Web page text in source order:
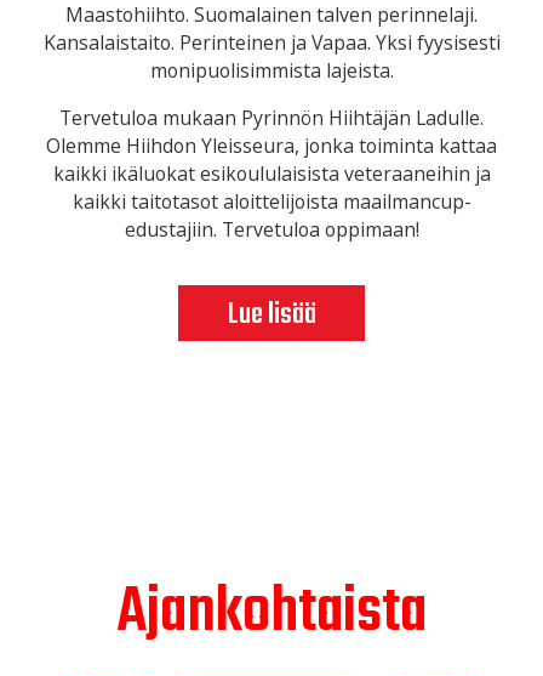
Maastohiihto. Suomalainen talven perinnelaji.
Kansalaistaito. Perinteinen ja Vapaa. Yksi fyysisesti
monipuolisimmista lajeista.
Tervetuloa mukaan Pyrinnön Hiihtäjän Ladulle.
Olemme Hiihdon Yleisseura, jonka toiminta kattaa
kaikki ikäluokat esikoululaisista veteraaneihin ja
kaikki taitotasot aloittelijoista maailmancup-
edustajiin. Tervetuloa oppimaan!
Lue lisää
Ajankohtaista